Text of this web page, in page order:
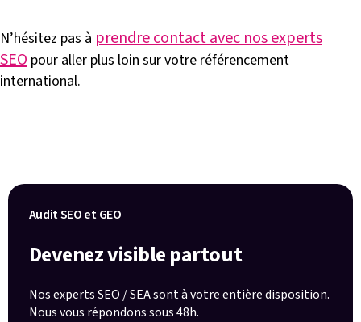
N’hésitez pas à prendre contact avec nos experts
SEO pour aller plus loin sur votre référencement
international.
Audit SEO et GEO
Devenez visible partout
Nos experts SEO / SEA sont à votre entière disposition.
Nous vous répondons sous 48h.